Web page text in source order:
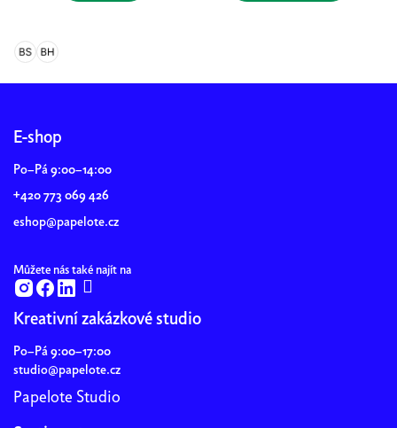
E-shop
Po–Pá 9:00–14:00
+420 773 069 426
eshop@papelote.cz
Můžete nás také najít na
Kreativní zakázkové studio
Po–Pá 9:00–17:00
studio@papelote.cz
Papelote Studio